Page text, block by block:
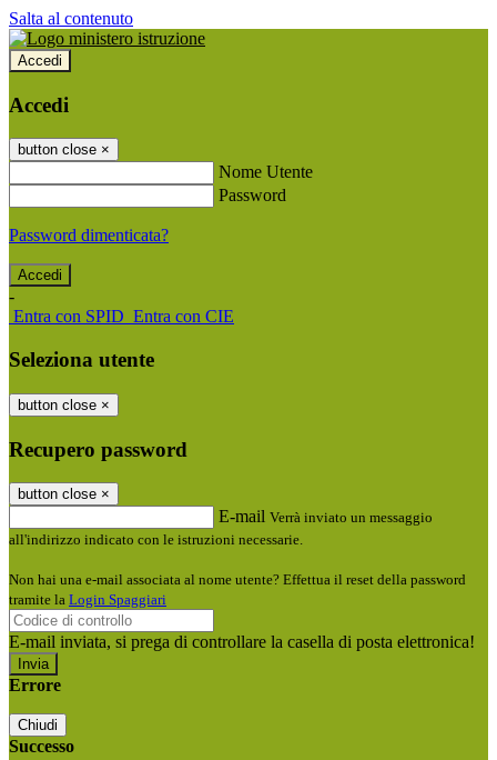
Salta al contenuto
Accedi
Accedi
button close ×
Nome Utente
Password
Password dimenticata?
-
Entra con SPID Entra con CIE
Seleziona utente
button close ×
Recupero password
button close ×
E-mail Verrà inviato un messaggio
all'indirizzo indicato con le istruzioni necessarie.
Non hai una e-mail associata al nome utente? Effettua il reset della password
tramite la Login Spaggiari
E-mail inviata, si prega di controllare la casella di posta elettronica!
Errore
Chiudi
Successo